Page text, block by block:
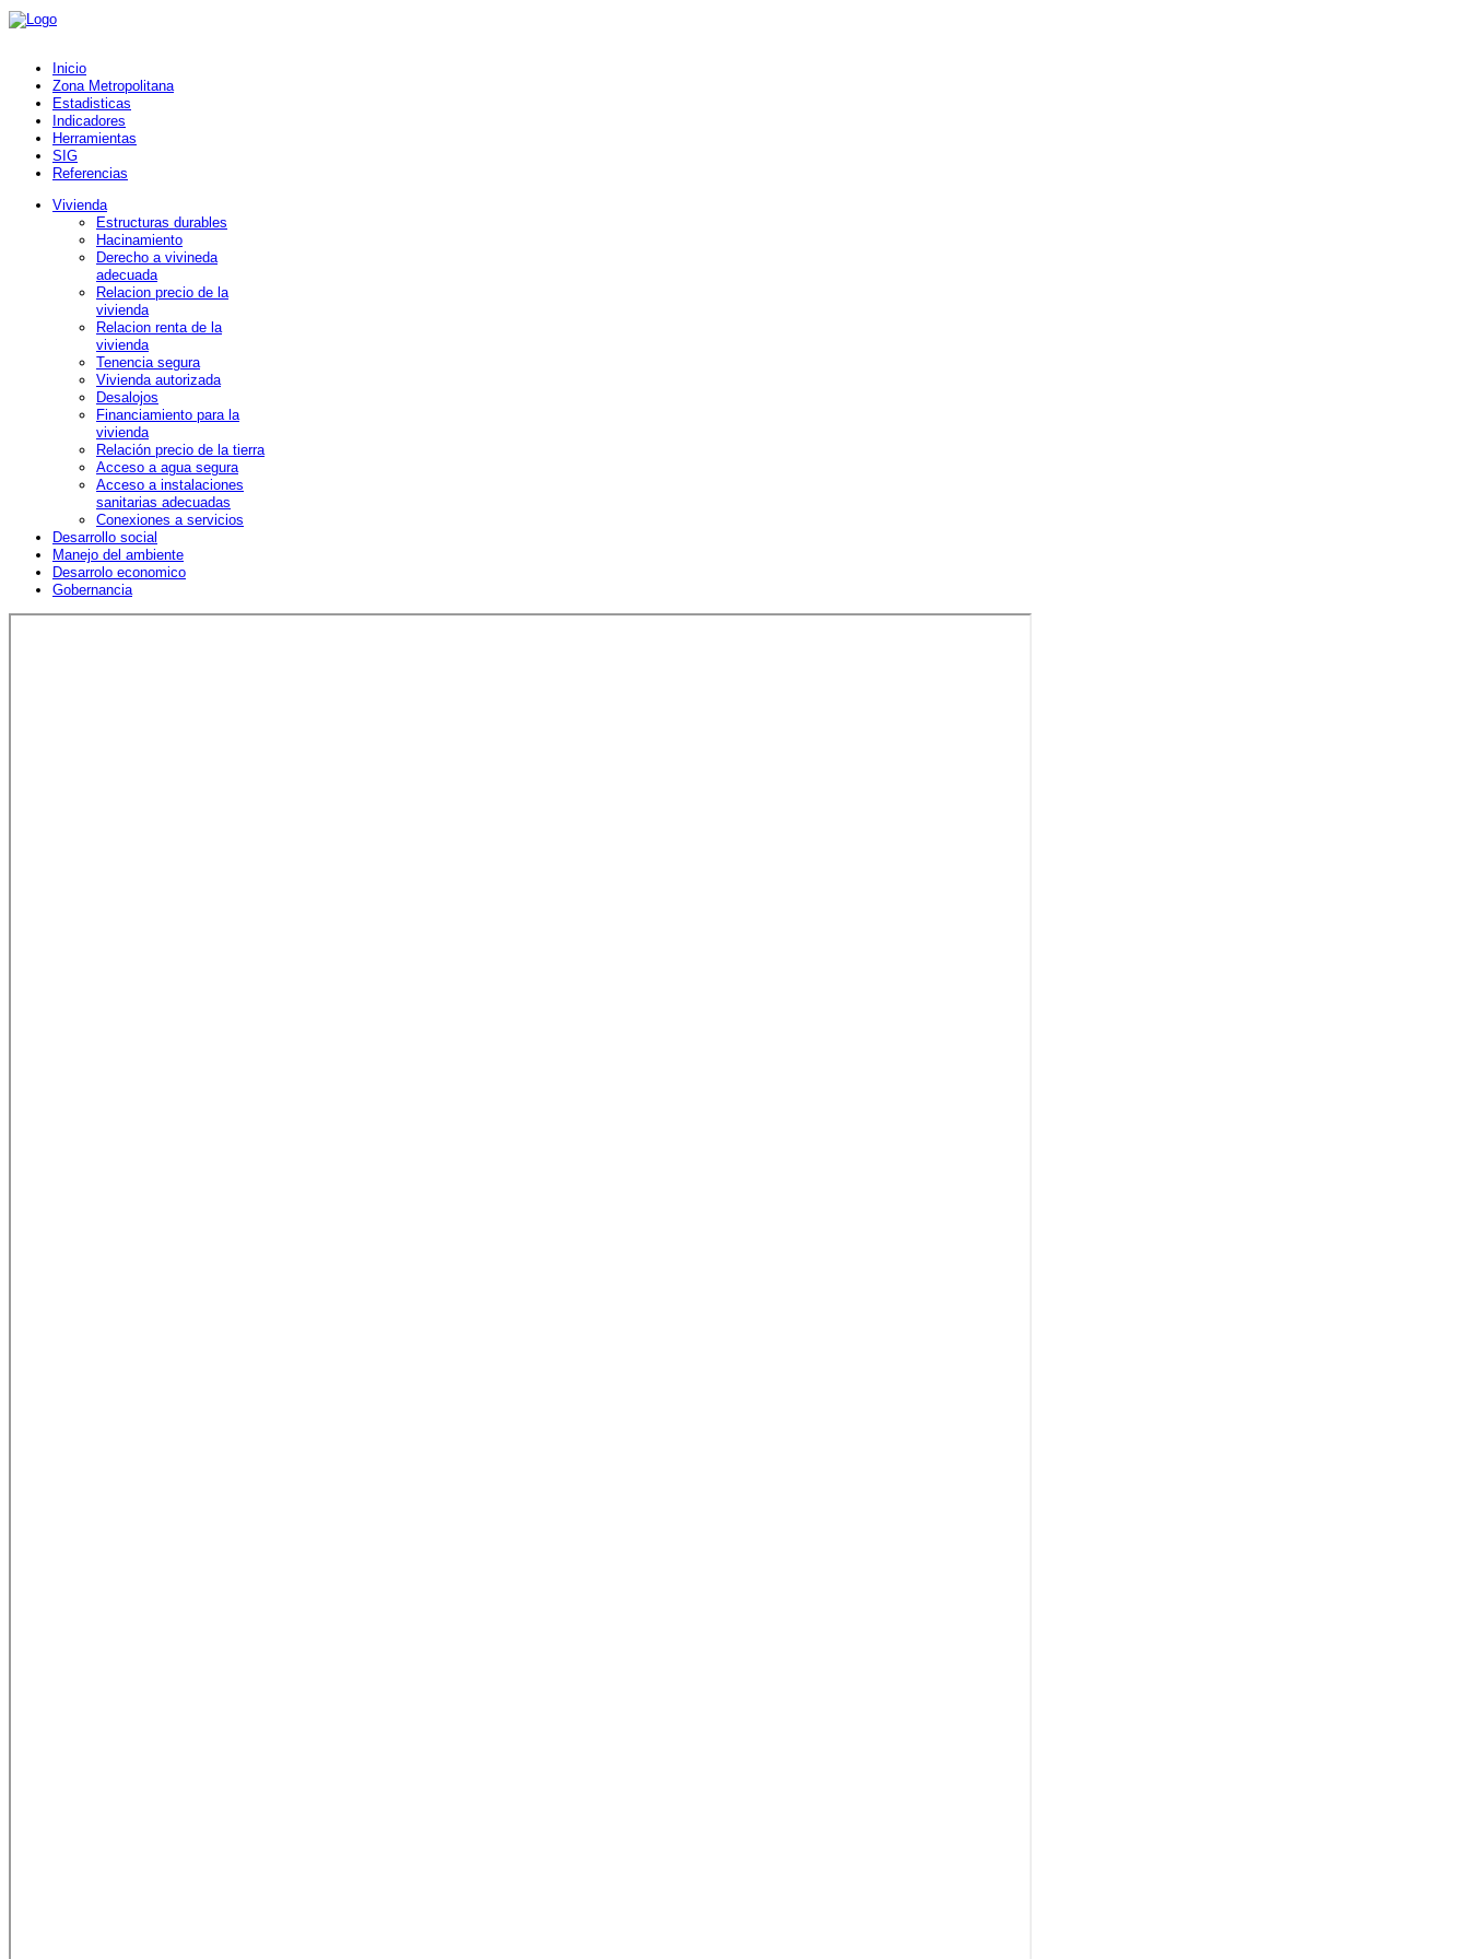
Inicio
Zona Metropolitana
Estadisticas
Indicadores
Herramientas
SIG
Referencias
Vivienda
Estructuras durables
Hacinamiento
Derecho a vivineda
adecuada
Relacion precio de la
vivienda
Relacion renta de la
vivienda
Tenencia segura
Vivienda autorizada
Desalojos
Financiamiento para la
vivienda
Relación precio de la tierra
Acceso a agua segura
Acceso a instalaciones
sanitarias adecuadas
Conexiones a servicios
Desarrollo social
Manejo del ambiente
Desarrolo economico
Gobernancia